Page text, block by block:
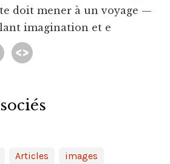
doit mener à un voyage —
imagination et e
Articles images